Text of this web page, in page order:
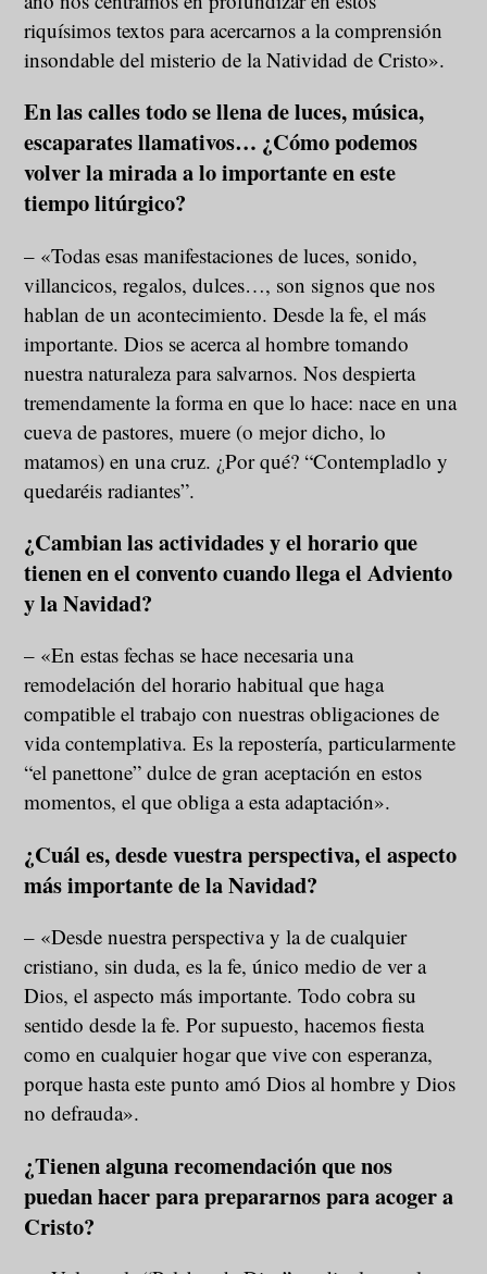
riquísimos textos para acercarnos a la comprensión
insondable del misterio de la Natividad de Cristo».
En las calles todo se llena de luces, música,
escaparates llamativos… ¿Cómo podemos
volver la mirada a lo importante en este
tiempo litúrgico?
– «Todas esas manifestaciones de luces, sonido,
villancicos, regalos, dulces…, son signos que nos
hablan de un acontecimiento. Desde la fe, el más
importante. Dios se acerca al hombre tomando
nuestra naturaleza para salvarnos. Nos despierta
tremendamente la forma en que lo hace: nace en una
cueva de pastores, muere (o mejor dicho, lo
matamos) en una cruz. ¿Por qué? “Contempladlo y
quedaréis radiantes”.
¿Cambian las actividades y el horario que
tienen en el convento cuando llega el Adviento
y la Navidad?
– «En estas fechas se hace necesaria una
remodelación del horario habitual que haga
compatible el trabajo con nuestras obligaciones de
vida contemplativa. Es la repostería, particularmente
“el panettone” dulce de gran aceptación en estos
momentos, el que obliga a esta adaptación».
¿Cuál es, desde vuestra perspectiva, el aspecto
más importante de la Navidad?
– «Desde nuestra perspectiva y la de cualquier
cristiano, sin duda, es la fe, único medio de ver a
Dios, el aspecto más importante. Todo cobra su
sentido desde la fe. Por supuesto, hacemos fiesta
como en cualquier hogar que vive con esperanza,
porque hasta este punto amó Dios al hombre y Dios
no defrauda».
¿Tienen alguna recomendación que nos
puedan hacer para prepararnos para acoger a
Cristo?